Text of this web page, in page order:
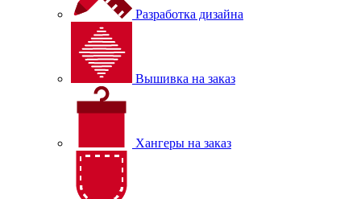
Разработка дизайна
Вышивка на заказ
Хангеры на заказ